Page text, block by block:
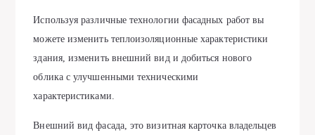
Используя различные технологии фасадных работ вы
можете изменить теплоизоляционные характеристики
здания, изменить внешний вид и добиться нового
облика с улучшенными техническими
характеристиками.
Внешний вид фасада, это визитная карточка владельцев